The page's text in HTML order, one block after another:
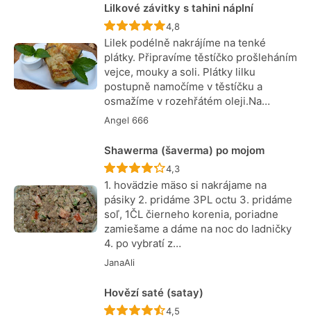
Lilkové závitky s tahini náplní
Recept ještě nebyl hodnocen
4,8
Lilek podélně nakrájíme na tenké
plátky. Připravíme těstíčko prošleháním
vejce, mouky a soli. Plátky lilku
postupně namočíme v těstíčku a
osmažíme v rozehřátém oleji.Na…
Angel 666
Shawerma (šaverma) po mojom
Recept ještě nebyl hodnocen
4,3
1. hovädzie mäso si nakrájame na
pásiky 2. pridáme 3PL octu 3. pridáme
soľ, 1ČL čierneho korenia, poriadne
zamiešame a dáme na noc do ladničky
4. po vybratí z…
JanaAli
Hovězí saté (satay)
Recept ještě nebyl hodnocen
4,5